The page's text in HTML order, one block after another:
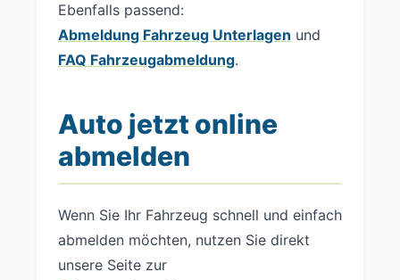
Ebenfalls passend:
Abmeldung Fahrzeug Unterlagen und
FAQ Fahrzeugabmeldung.
Auto jetzt online
abmelden
Wenn Sie Ihr Fahrzeug schnell und einfach
abmelden möchten, nutzen Sie direkt
unsere Seite zur